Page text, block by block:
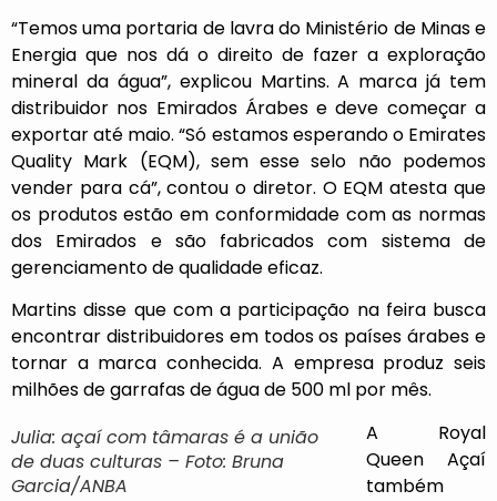
“Temos uma portaria de lavra do Ministério de Minas e
Energia que nos dá o direito de fazer a exploração
mineral da água”, explicou Martins. A marca já tem
distribuidor nos Emirados Árabes e deve começar a
exportar até maio. “Só estamos esperando o Emirates
Quality Mark (EQM), sem esse selo não podemos
vender para cá”, contou o diretor. O EQM atesta que
os produtos estão em conformidade com as normas
dos Emirados e são fabricados com sistema de
gerenciamento de qualidade eficaz.
Martins disse que com a participação na feira busca
encontrar distribuidores em todos os países árabes e
tornar a marca conhecida. A empresa produz seis
milhões de garrafas de água de 500 ml por mês.
Julia: açaí com tâmaras é a união
de duas culturas – Foto: Bruna
Garcia/ANBA
A Royal
Queen Açaí
também